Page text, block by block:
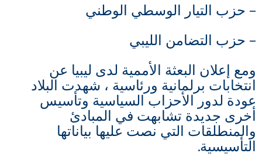
– حزب التيار الوسطي الوطني
– حزب التضامن الليبي
ومع إعلان البعثة الأممية لدى ليبيا عن
انتخابات برلمانية ورئاسية ، شهدت البلاد
عودة لدور الأحزاب السياسية وتأسيس
أخرى جديدة تشابهت في المبادئ
والمنطلقات التي نصت عليها بياناتها
التأسيسية.